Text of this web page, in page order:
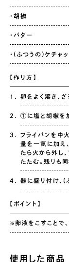
・胡椒
・バター
・(ふつうの)ケチャ
【作り方】
卵をよく溶き、
①に塩と胡椒を
フライパンを中
量を一気に加え
たら火から外し
たたむ。残りも
器に盛り付け、(
【ポイント】
※ 卵液をこすことで
使用した商品